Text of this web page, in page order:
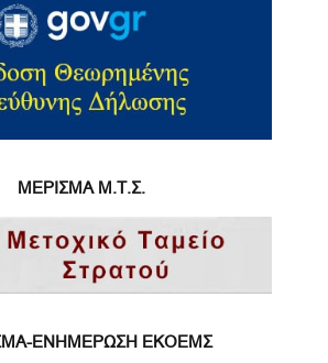
ΜΕΡΙΣΜΑ Μ.Τ.Σ.
ΕΝΗΜΕΡΩΣΗ ΕΚΟΕΜΣ